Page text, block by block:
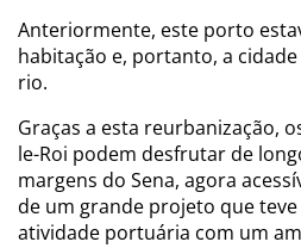
Anteriormente, este porto
habitação e, portanto, a
rio.
Graças a esta reurbanização,
le-Roi podem desfrutar de
margens do Sena, agora
de um grande projeto que
atividade portuária com um